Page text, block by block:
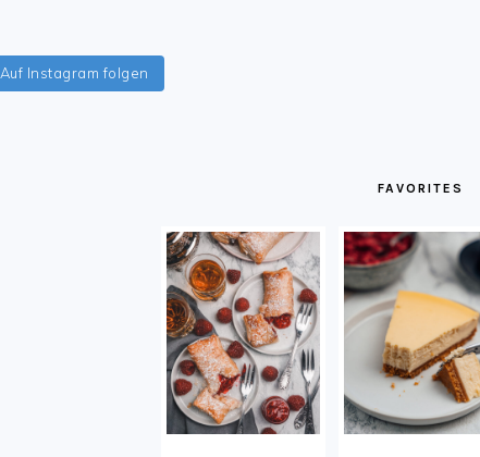
Auf Instagram folgen
FAVORITES